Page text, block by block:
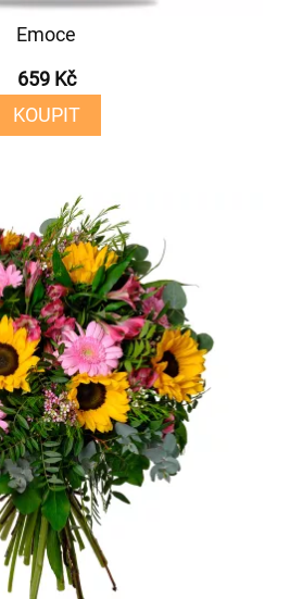
Emoce
659 Kč
KOUPIT